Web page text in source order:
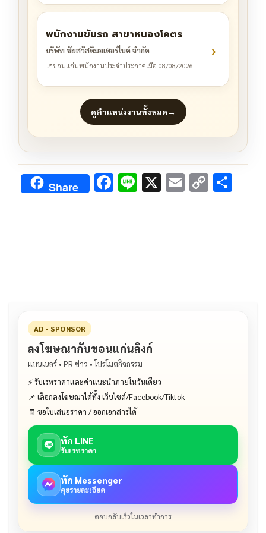
พนักงานขับรถ สาขาหนองโคตร
บริษัท ชัยสวัสดิ์มอเตอร์ไบค์ จำกัด
📍ขอนแก่นพนักงานประจำประกาศเมื่อ 08/08/2026
›
ดูตำแหน่งงานทั้งหมด→
Share F Li X E C
AD • SPONSOR
ลงโฆษณากับขอนแก่นลิงก์
แบนเนอร์ • PR ข่าว • โปรโมตกิจกรรม
⚡ รับเรทราคาและคำแนะนำภายในวันเดียว
📌 เลือกลงโฆษณาได้ทั้ง เว็บไซต์/Facebook/Tiktok
🧾 ขอใบเสนอราคา / ออกเอกสารได้
ทัก LINE
รับเรทราคา
ทัก Messenger
คุยรายละเอียด
ตอบกลับเร็วในเวลาทำการ